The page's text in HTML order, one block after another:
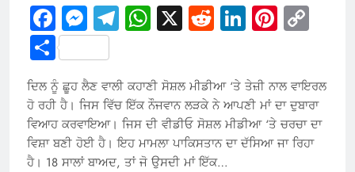
Facebook
Messenger
Telegram
WhatsApp
X RedditLinkedIn
Share
ਦਿਲ ਨੂੰ ਛੂਹ ਲੈਣ ਵਾਲੀ ਕਹਾਣੀ ਸੋਸ਼ਲ ਮੀਡੀਆ ‘ਤੇ ਤੇਜ਼ੀ ਨਾਲ ਵਾਇਰਲ
ਹੋ ਰਹੀ ਹੈ। ਜਿਸ ਵਿੱਚ ਇੱਕ ਨੌਜਵਾਨ ਲੜਕੇ ਨੇ ਆਪਣੀ ਮਾਂ ਦਾ ਦੁਬਾਰਾ
ਵਿਆਹ ਕਰਵਾਇਆ। ਜਿਸ ਦੀ ਵੀਡੀਓ ਸੋਸ਼ਲ ਮੀਡੀਆ ‘ਤੇ ਚਰਚਾ ਦਾ
ਵਿਸ਼ਾ ਬਣੀ ਹੋਈ ਹੈ। ਇਹ ਮਾਮਲਾ ਪਾਕਿਸਤਾਨ ਦਾ ਦੱਸਿਆ ਜਾ ਰਿਹਾ
ਹੈ। 18 ਸਾਲਾਂ ਬਾਅਦ, ਤਾਂ ਜੋ ਉਸਦੀ ਮਾਂ ਇੱਕ…